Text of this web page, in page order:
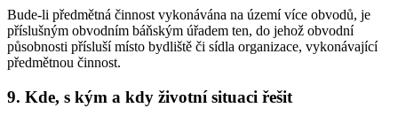
Bude-li předmětná činnost vykonávána na území více obvodů, je
příslušným obvodním báňským úřadem ten, do jehož obvodní
působnosti přísluší místo bydliště či sídla organizace, vykonávající
předmětnou činnost.
9. Kde, s kým a kdy životní situaci řešit